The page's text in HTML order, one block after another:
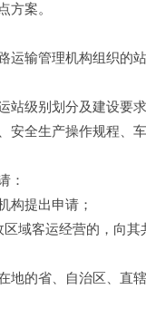
案。
输管理机构组织的站
级别划分及建设要求
全生产操作规程、
：
提出申请；
客运经营的，向其
的省、自治区、直